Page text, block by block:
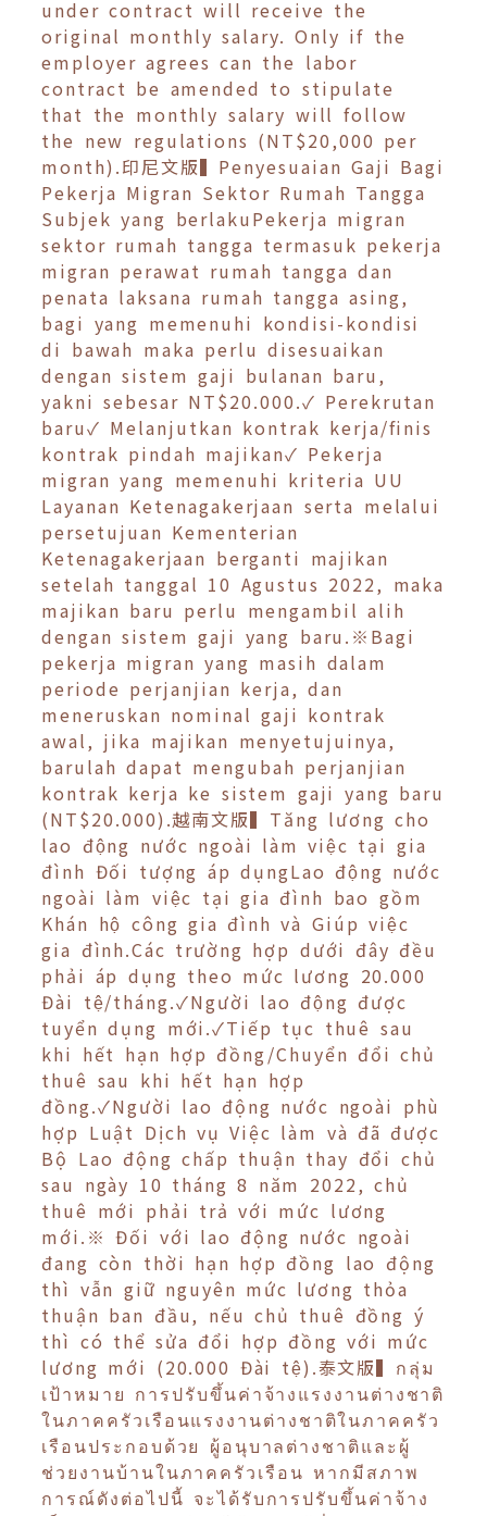
under contract will receive the
original monthly salary. Only if the
employer agrees can the labor
contract be amended to stipulate
that the monthly salary will follow
the new regulations (NT$20,000 per
month).印尼文版▍Penyesuaian Gaji Bagi
Pekerja Migran Sektor Rumah Tangga
Subjek yang berlakuPekerja migran
sektor rumah tangga termasuk pekerja
migran perawat rumah tangga dan
penata laksana rumah tangga asing,
bagi yang memenuhi kondisi-kondisi
di bawah maka perlu disesuaikan
dengan sistem gaji bulanan baru,
yakni sebesar NT$20.000.✓ Perekrutan
baru✓ Melanjutkan kontrak kerja/finis
kontrak pindah majikan✓ Pekerja
migran yang memenuhi kriteria UU
Layanan Ketenagakerjaan serta melalui
persetujuan Kementerian
Ketenagakerjaan berganti majikan
setelah tanggal 10 Agustus 2022, maka
majikan baru perlu mengambil alih
dengan sistem gaji yang baru.※Bagi
pekerja migran yang masih dalam
periode perjanjian kerja, dan
meneruskan nominal gaji kontrak
awal, jika majikan menyetujuinya,
barulah dapat mengubah perjanjian
kontrak kerja ke sistem gaji yang baru
(NT$20.000).越南文版▍Tăng lương cho
lao động nước ngoài làm việc tại gia
đình Đối tượng áp dụngLao động nước
ngoài làm việc tại gia đình bao gồm
Khán hộ công gia đình và Giúp việc
gia đình.Các trường hợp dưới đây đều
phải áp dụng theo mức lương 20.000
Đài tệ/tháng.✓Người lao động được
tuyển dụng mới.✓Tiếp tục thuê sau
khi hết hạn hợp đồng/Chuyển đổi chủ
thuê sau khi hết hạn hợp
đồng.✓Người lao động nước ngoài phù
hợp Luật Dịch vụ Việc làm và đã được
Bộ Lao động chấp thuận thay đổi chủ
sau ngày 10 tháng 8 năm 2022, chủ
thuê mới phải trả với mức lương
mới.※ Đối với lao động nước ngoài
đang còn thời hạn hợp đồng lao động
thì vẫn giữ nguyên mức lương thỏa
thuận ban đầu, nếu chủ thuê đồng ý
thì có thể sửa đổi hợp đồng với mức
lương mới (20.000 Đài tệ).泰文版▍กลุ่ม
เป้าหมาย การปรับขึ้นค่าจ้างแรงงานต่างชาติ
ในภาคครัวเรือนแรงงานต่างชาติในภาคครัว
เรือนประกอบด้วย ผู้อนุบาลต่างชาติและผู้
ช่วยงานบ้านในภาคครัวเรือน หากมีสภาพ
การณ์ดังต่อไปนี้ จะได้รับการปรับขึ้นค่าจ้าง